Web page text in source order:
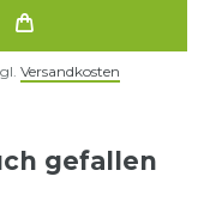
Versandkosten
gefallen